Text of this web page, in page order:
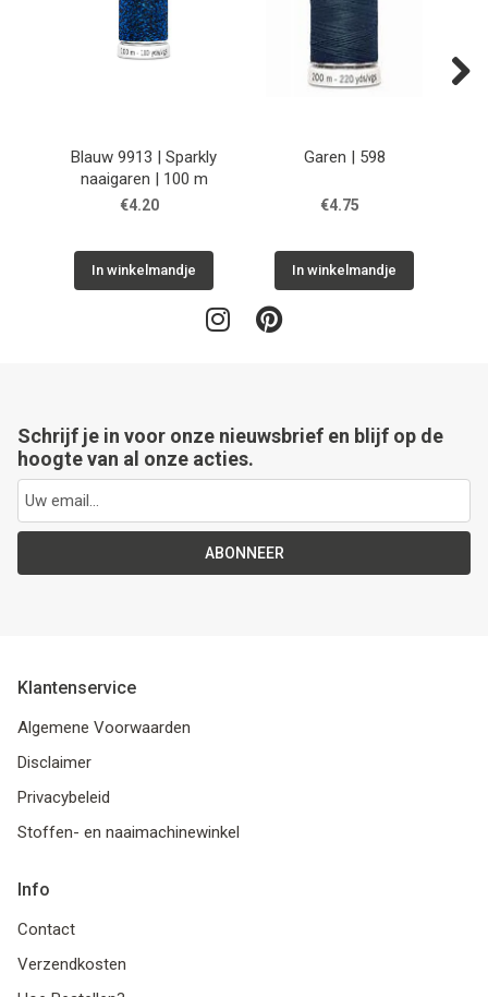
Blauw 9913 | Sparkly
naaigaren | 100 m
€4.20
In winkelmandje
Garen | 598
€4.75
In winkelmandje
Schrijf je in voor onze nieuwsbrief en blijf op de
hoogte van al onze acties.
ABONNEER
Klantenservice
Algemene Voorwaarden
Disclaimer
Privacybeleid
Stoffen- en naaimachinewinkel
Info
Contact
Verzendkosten